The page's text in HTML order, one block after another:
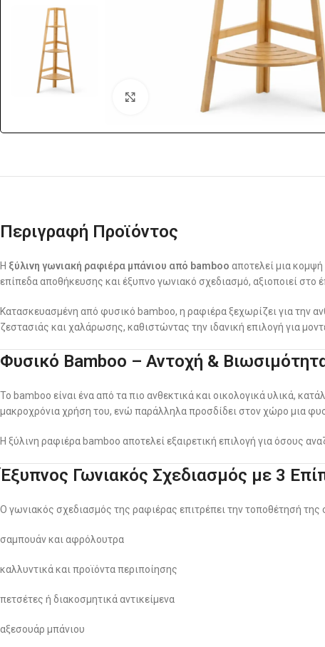
Click to enlarge
Περιγραφή Προϊόντος
Η ξύλινη γωνιακή ραφιέρα μπάνιου από bamboo αποτελεί μια
επίπεδα αποθήκευσης και έξυπνο γωνιακό σχεδιασμό, αξιοποιεί
Κατασκευασμένη από φυσικό bamboo, η ραφιέρα ξεχωρίζει για την
ζεστασιάς και χαλάρωσης, καθιστώντας την ιδανική επιλογή για
Φυσικό Bamboo – Αντοχή &
Το bamboo είναι ένα από τα πιο ανθεκτικά και οικολογικά υλικά,
μακροχρόνια χρήση του, ενώ παράλληλα προσδίδει στον χώρο μια
Η ξύλινη ραφιέρα bamboo αποτελεί εξαιρετική επιλογή για όσους
Έξυπνος Γωνιακός Σχεδιασμός με 3
Ο γωνιακός σχεδιασμός της ραφιέρας επιτρέπει την τοποθέτησή
σαμπουάν και αφρόλουτρα
καλλυντικά και προϊόντα περιποίησης
πετσέτες ή διακοσμητικά αντικείμενα
αξεσουάρ μπάνιου